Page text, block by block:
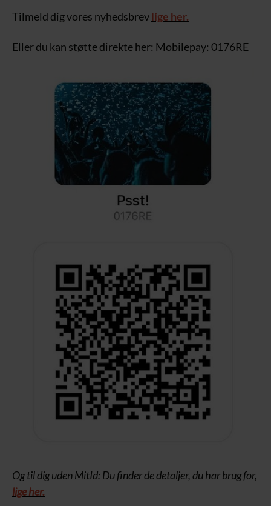
Tilmeld dig vores nyhedsbrevlige her.
Eller du kan støtte direkte her: Mobilepay: 0176RE
Og til dig uden MitId: Du finder de detaljer, du har brug for,
lige her.